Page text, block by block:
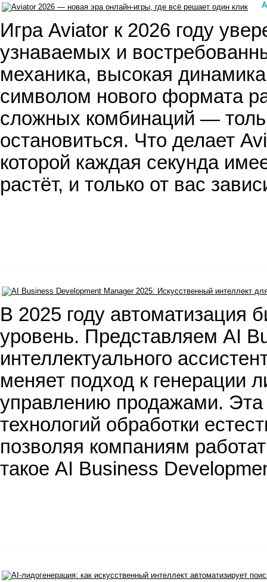
Игра Aviator к 2026 году
узнаваемых и
механика, высокая
символом нового формата
сложных комбинаций —
остановиться. Что делает
которой каждая секунда
растёт, и только от вас
В 2025 году автоматизация
уровень. Представляем AI
интеллектуального
меняет подход к генерации
управлению продажами.
технологий обработки
позволяя компаниям
такое AI Business